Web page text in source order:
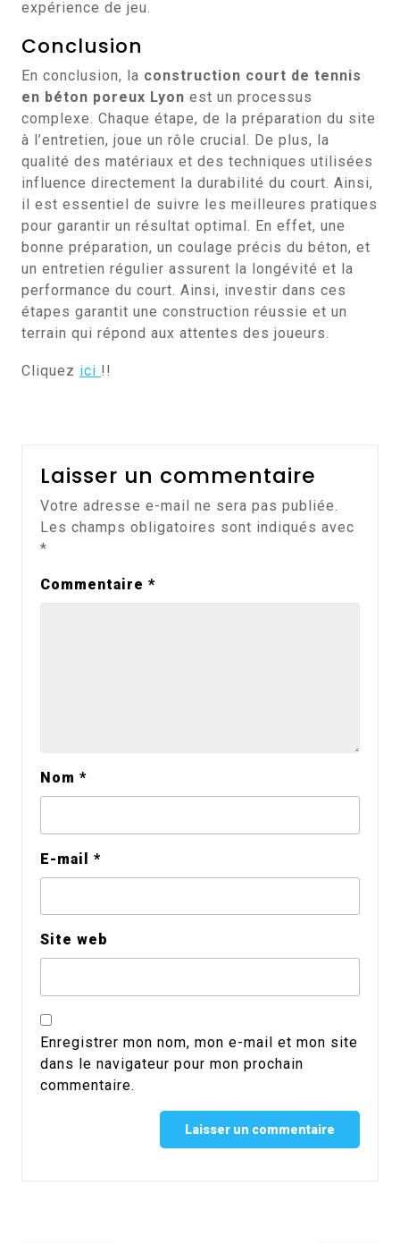
expérience de jeu.
Conclusion
En conclusion, la construction court de tennis
en béton poreux Lyon est un processus
complexe. Chaque étape, de la préparation du site
à l’entretien, joue un rôle crucial. De plus, la
qualité des matériaux et des techniques utilisées
influence directement la durabilité du court. Ainsi,
il est essentiel de suivre les meilleures pratiques
pour garantir un résultat optimal. En effet, une
bonne préparation, un coulage précis du béton, et
un entretien régulier assurent la longévité et la
performance du court. Ainsi, investir dans ces
étapes garantit une construction réussie et un
terrain qui répond aux attentes des joueurs.
Cliquez ici !!
Laisser un commentaire
Votre adresse e-mail ne sera pas publiée.
Les champs obligatoires sont indiqués avec
*
Commentaire *
Nom *
E-mail *
Site web
Enregistrer mon nom, mon e-mail et mon site
dans le navigateur pour mon prochain
commentaire.